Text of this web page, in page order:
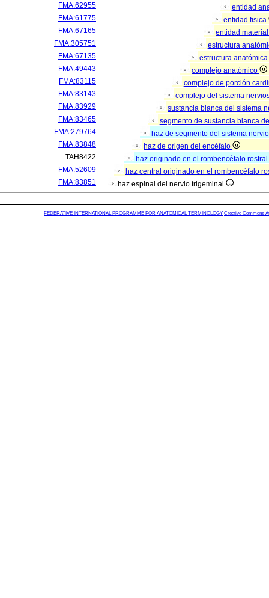
FMA:62955
entidad
FMA:61775
entidad fisica
FMA:67165
entidad
FMA:305751
estructura
FMA:67135
estructura
FMA:49443
complejo anatómico
FMA:83115
complejo de porción
FMA:83143
complejo del sistema
FMA:83929
sustancia blanca del sistema
FMA:83465
segmento de sustancia blanca
FMA:279764
haz de segmento del sistema
FMA:83848
haz de origen del encéfalo
TAH8422
haz originado en el rombencéfalo rostral
FMA:52609
haz central originado en el rombencéfalo
FMA:83851
haz espinal del nervio trigeminal
FEDERATIVE INTERNATIONAL PROGRAMME FOR ANATOMICAL TERMINOLOGY Creative Commons